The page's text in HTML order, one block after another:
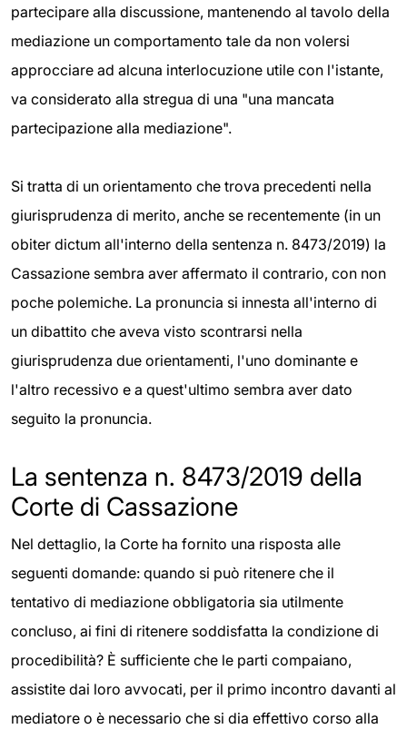
partecipare alla discussione, mantenendo al tavolo della
mediazione un comportamento tale da non volersi
approcciare ad alcuna interlocuzione utile con l'istante,
va considerato alla stregua di una "una mancata
partecipazione alla mediazione".
Si tratta di un orientamento che trova precedenti nella
giurisprudenza di merito, anche se recentemente (in un
obiter dictum all'interno della sentenza n. 8473/2019) la
Cassazione sembra aver affermato il contrario, con non
poche polemiche. La pronuncia si innesta all'interno di
un dibattito che aveva visto scontrarsi nella
giurisprudenza due orientamenti, l'uno dominante e
l'altro recessivo e a quest'ultimo sembra aver dato
seguito la pronuncia.
La sentenza n. 8473/2019 della
Corte di Cassazione
Nel dettaglio, la Corte ha fornito una risposta alle
seguenti domande: quando si può ritenere che il
tentativo di mediazione obbligatoria sia utilmente
concluso, ai fini di ritenere soddisfatta la condizione di
procedibilità? È sufficiente che le parti compaiano,
assistite dai loro avvocati, per il primo incontro davanti al
mediatore o è necessario che si dia effettivo corso alla